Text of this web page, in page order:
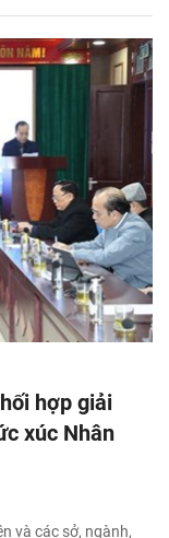
hợp giải
xúc Nhân
và các sở, ngành,